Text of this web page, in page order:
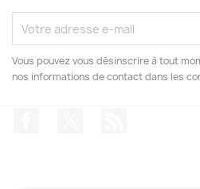
Vous pouvez vous désinscrire à tout
nos informations de contact dans les